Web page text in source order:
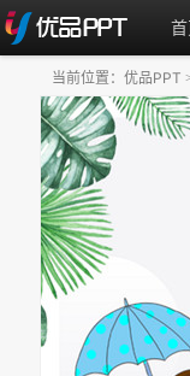
当前位置： 优品PPT